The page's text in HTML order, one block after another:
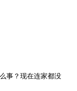
事？现在连家都没